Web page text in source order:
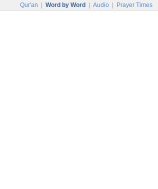
Qur'an Word by Word Audio Prayer Times